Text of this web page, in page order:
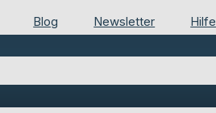
Blog Newsletter Hilfe